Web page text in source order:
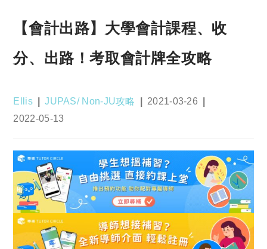
【會計出路】大學會計課程、收
分、出路！考取會計牌全攻略
Post
author:
Ellis
Post
category:
JUPAS/ Non-JU攻略
Post
2021-03-26
Post
2022-05-13